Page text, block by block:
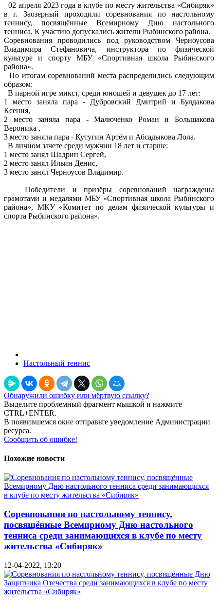
02 апреля 2023 года в клубе по месту жительства «Сибиряк»
в г. Заозерный проходили соревнования по настольному
теннису, посвящённые Всемирному Дню настольного
тенниса. К участию допускались жители Рыбинского района.
Соревнования проводились под руководством Черноусова
Владимира Стефановича, инструктора по физической
культуре и спорту МБУ «Спортивная школа Рыбинского
района».
По итогам соревнований места распределились следующим
образом:
В парной игре микст, среди юношей и девушек до 17 лет:
1 место заняла пара - Дубровский Дмитрий и Булдакова
Ксения,
2 место заняла пара - Малюченко Роман и Большакова
Вероника ,
3 место заняла пара - Кутугин Артём и Абсадыкова Лола.
В личном зачете среди мужчин 18 лет и старше:
1 место занял Шадрин Сергей,
2 место занял Ильин Денис,
3 место занял Черноусов Владимир.
Победители и призёры соревнований награждены
грамотами и медалями МБУ «Спортивная школа Рыбинского
района», МКУ «Комитет по делам физической культуры и
спорта Рыбинского района».
Настольный теннис
Обнаружили ошибку или мёртвую ссылку?
Выделите проблемный фрагмент мышкой и нажмите
CTRL+ENTER.
В появившемся окне отправьте уведомление Администрации
ресурса.
Сообщить об ошибке!
Похожие новости
Соревнования по настольному теннису,
посвящённые Всемирному Дню настольного
тенниса среди занимающихся в клубе по месту
жительства «Сибиряк»
12-04-2022, 13:20